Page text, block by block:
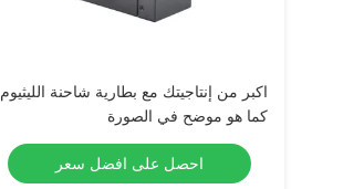
اكبر من إنتاجيتك مع بطارية شاحنة الليثيوم
كما هو موضح في الصورة
احصل على افضل سعر